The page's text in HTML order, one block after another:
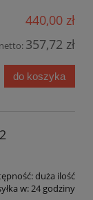
440,00 zł
357,72 zł
do koszyka
duża ilość
w:24 godziny